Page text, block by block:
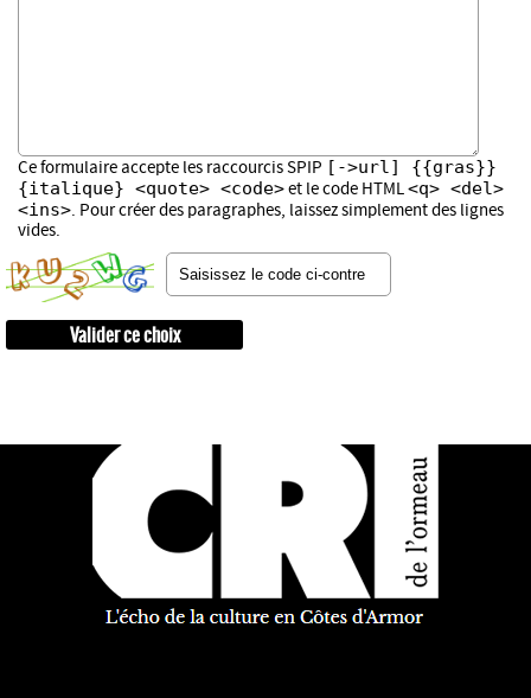
Ce formulaire accepte les raccourcis SPIP [->url] {{gras}}
{italique} <quote> <code>et le code HTML<q> <del>
<ins>. Pour créer des paragraphes, laissez simplement des lignes
vides.